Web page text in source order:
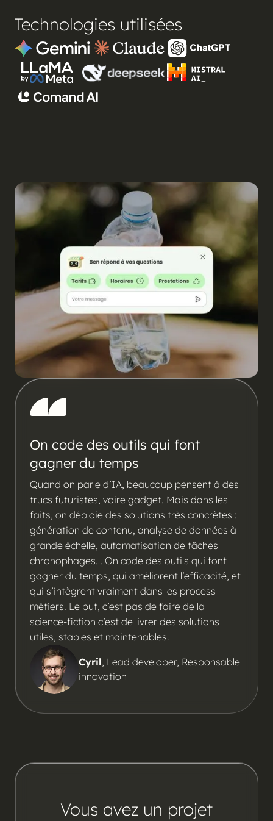
Technologies utilisées
On code des outils qui font
gagner du temps
Quand on parle d’IA, beaucoup pensent à des
trucs futuristes, voire gadget. Mais dans les
faits, on déploie des solutions très concrètes :
génération de contenu, analyse de données à
grande échelle, automatisation de tâches
chronophages… On code des outils qui font
gagner du temps, qui améliorent l’efficacité, et
qui s’intègrent vraiment dans les process
métiers. Le but, c’est pas de faire de la
science-fiction c’est de livrer des solutions
utiles, stables et maintenables.
Cyril, Lead developer, Responsable
innovation
Vous avez un projet